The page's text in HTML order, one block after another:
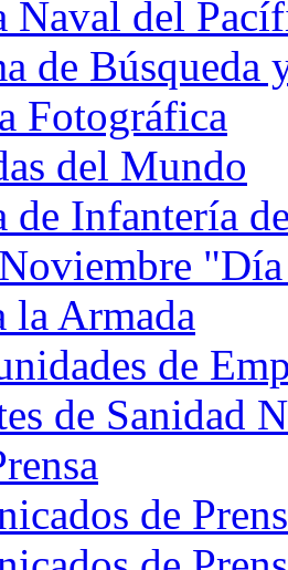
Naval del
de Búsqueda
Fotográfica
del Mundo
de Infantería
la Armada
de
de Sanidad
de